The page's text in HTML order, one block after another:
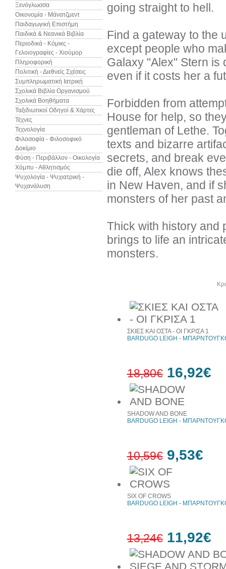
Ξενόγλωσσα
Οικονομία - Μάνατζμεντ
Παιδαγωγική Επιστήμη
Παιδικά & Νεανικά Βιβλία
Περιοδικά - Κόμικς -
Γελοιογραφίες - Χιούμορ
Πληροφορική
Πολιτική - Διεθνείς Σχέσεις
Συμπληρωματική Ιατρική
Σχολικά Βιβλία Οργανισμού
Σχολικά Βοηθήματα
Ταξιδιωτικοί Οδηγοί & Χάρτες
Τέχνες
Τεχνολογία
Φιλοσοφία - Φιλοσοφικό
Δοκίμιο
Φύση - Περιβάλλον - Οικολογία
Χόμπυ - Αθλητισμός
Ψυχολογία - Ψυχιατρική -
Ψυχανάλυση
going straight to hell.
Find a gateway to the
except people who
Galaxy "Alex" Stern is
even if it costs her a
Forbidden from
House for help, so
gentleman of Lethe.
texts and bizarre
secrets, and break
die off, Alex knows
in New Haven, and if
monsters of her past
Thick with history and
brings to life an
monsters.
ΣΚΙΕΣ ΚΑΙ ΟΣΤΑ - ΟΙ ΓΚΡΙΣΑ 1
BARDUGO LEIGH -
18,80€ 16,92€
SHADOW AND BONE
BARDUGO LEIGH -
10,59€ 9,53€
SIX OF CROWS
BARDUGO LEIGH -
13,24€ 11,92€